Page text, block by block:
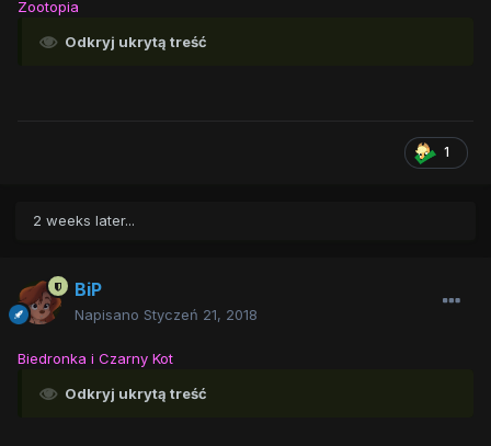
Zootopia
Odkryj ukrytą treść
1
2 weeks later...
BiP
Napisano Styczeń 21, 2018
Biedronka i Czarny Kot
Odkryj ukrytą treść